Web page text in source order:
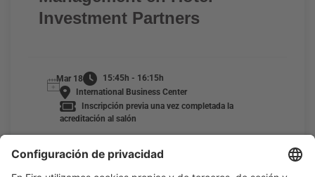
Investment Partners
Mar 18
15:45h - 16:15h
International Business Center
Inscripción previa una vez completada la
acreditación al salón